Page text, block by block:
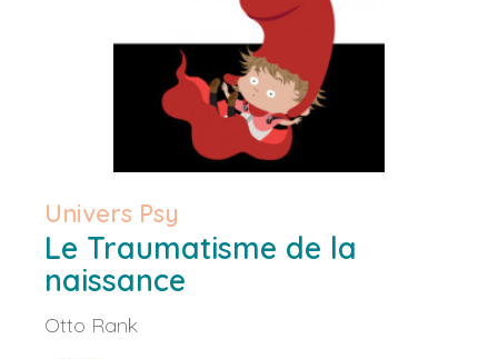
Univers Psy
Le Traumatisme de la
naissance
Otto Rank